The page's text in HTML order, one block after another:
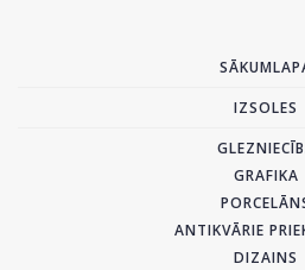
IZSOLES
GRAFIKA
ANTIKVĀRIE
DIZAINS